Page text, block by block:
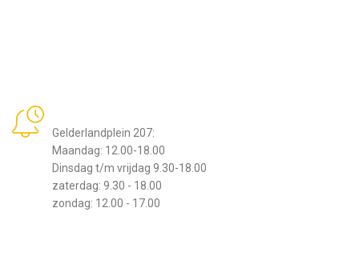
Gelderlandplein 207:
Maandag: 12.00-18.00
Dinsdag t/m vrijdag 9.30-18.00
zaterdag: 9.30 - 18.00
zondag: 12.00 - 17.00